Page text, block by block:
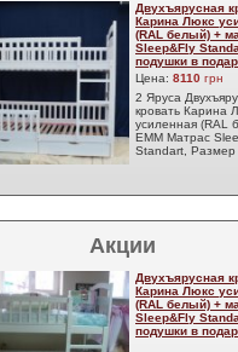
Двухъярусная
Карина Люкс
(RAL белый) +
Sleep&Fly
подушки в
Цена: 8110 грн
2 Яруса
кровать Карина
усиленная (RAL
EMM Матрас
Standart, Размер
Акции
Двухъярусная
Карина Люкс
(RAL белый) +
Sleep&Fly
подушки в